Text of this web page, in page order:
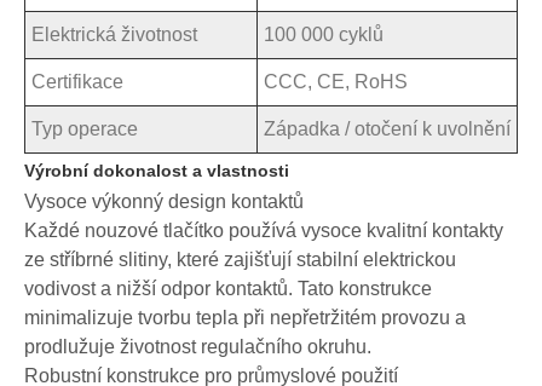
Elektrická životnost 100 000 cyklů
Certifikace CCC, CE, RoHS
Typ operace Západka / otočení k uvolnění
Výrobní dokonalost a vlastnosti
Vysoce výkonný design kontaktů
Každé nouzové tlačítko používá vysoce kvalitní kontakty
ze stříbrné slitiny, které zajišťují stabilní elektrickou
vodivost a nižší odpor kontaktů. Tato konstrukce
minimalizuje tvorbu tepla při nepřetržitém provozu a
prodlužuje životnost regulačního okruhu.
Robustní konstrukce pro průmyslové použití